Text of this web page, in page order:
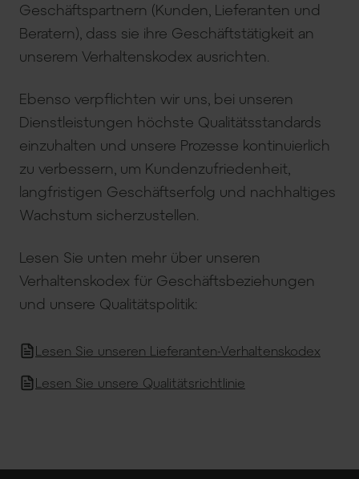
Geschäftspartnern (Kunden, Lieferanten und
Beratern), dass sie ihre Geschäftstätigkeit an
unserem Verhaltenskodex ausrichten.
Ebenso verpflichten wir uns, bei unseren
Dienstleistungen höchste Qualitätsstandards
einzuhalten und unsere Prozesse kontinuierlich
zu verbessern, um Kundenzufriedenheit,
langfristigen Geschäftserfolg und nachhaltiges
Wachstum sicherzustellen.
Lesen Sie unten mehr über unseren
Verhaltenskodex für Geschäftsbeziehungen
und unsere Qualitätspolitik:
Lesen Sie unseren Lieferanten-Verhaltenskodex
Lesen Sie unsere Qualitätsrichtlinie